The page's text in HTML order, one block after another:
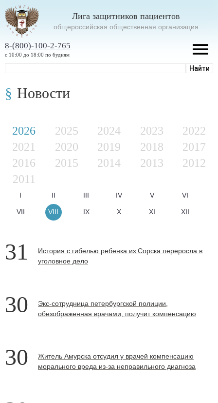
Лига защитников пациентов
oбщероссийская общественная организация
8-(800)-100-2-765
с 10:00 до 18:00 по будням
Новости
2026 2025 2024 2023
2022
2021
2020 2019 2018
2017
2016
2015 2014 2013
2012
2011
I II III IV V VI
VII VIII IX X XI XII
31
История с гибелью ребенка из Сорска переросла в
уголовное дело
30
Экс-сотрудница петербургской полиции,
обезображенная врачами, получит компенсацию
30
Житель Амурска отсудил у врачей компенсацию
морального вреда из-за неправильного диагноза